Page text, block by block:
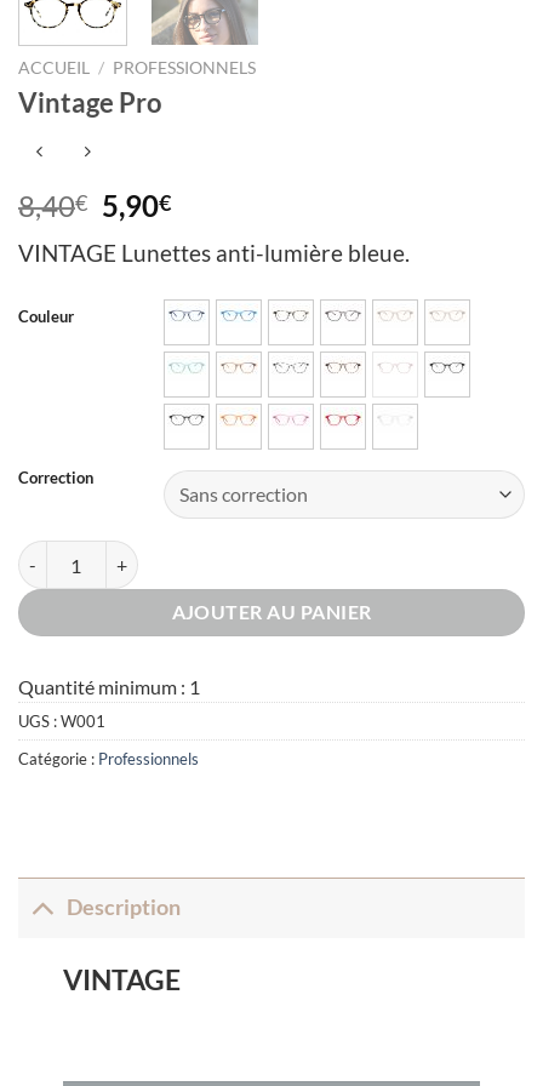
ACCUEIL / PROFESSIONNELS
Vintage Pro
8,40€ Le
prix
initial
était :
8,40€.
5,90€Le
actuel
est :
5,90€.
VINTAGE Lunettes anti-lumière bleue.
Couleur
Correction
quantité de Vintage Pro
AJOUTER AU PANIER
Quantité minimum : 1
UGS :W001
Catégorie : Professionnels
Description
VINTAGE